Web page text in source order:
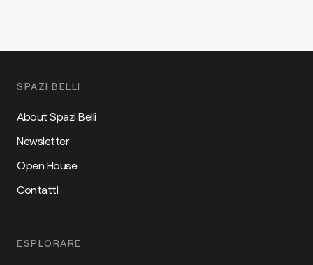
SPAZI BELLI
About Spazi Belli
Newsletter
Open House
Contatti
ESPLORARE